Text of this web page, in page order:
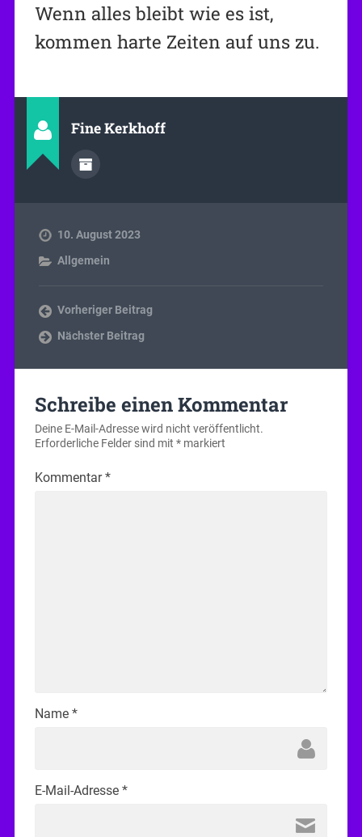
Wenn alles bleibt wie es ist,
kommen harte Zeiten auf uns zu.
Fine Kerkhoff
10. August 2023
Allgemein
Vorheriger Beitrag
Nächster Beitrag
Schreibe einen Kommentar
Deine E-Mail-Adresse wird nicht veröffentlicht.
Erforderliche Felder sind mit *markiert
Kommentar*
Name *
E-Mail-Adresse *